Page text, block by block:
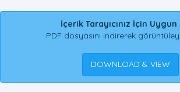
İçerik Tarayıcınız İçin Uygun
PDF dosyasını indirerek
DOWNLOAD & VIEW